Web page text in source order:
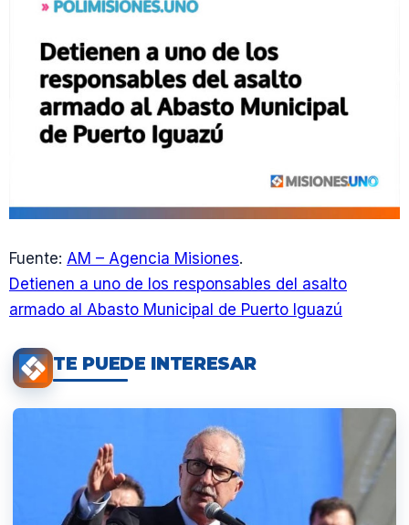
Fuente: AM – Agencia Misiones.
Detienen a uno de los responsables del asalto
armado al Abasto Municipal de Puerto Iguazú
TE PUEDE INTERESAR